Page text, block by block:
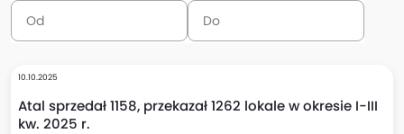
10.10.2025
Atal sprzedał 1158, przekazał 1262 lokale w okresie I-III
kw. 2025 r.